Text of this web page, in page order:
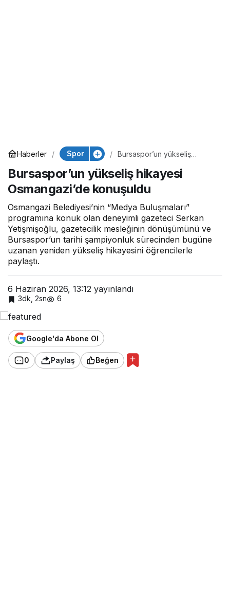
Haberler Spor
Bursaspor’un yükseliş
konuşuldu
Bursaspor’un yükseliş hikayesi
Osmangazi’de konuşuldu
Osmangazi Belediyesi’nin “Medya Buluşmaları”
programına konuk olan deneyimli gazeteci Serkan
Yetişmişoğlu, gazetecilik mesleğinin dönüşümünü ve
Bursaspor’un tarihi şampiyonluk sürecinden bugüne
uzanan yeniden yükseliş hikayesini öğrencilerle
paylaştı.
6 Haziran 2026, 13:12 yayınlandı
3dk, 2sn 6
Google'da Abone Ol
0 Paylaş Beğen